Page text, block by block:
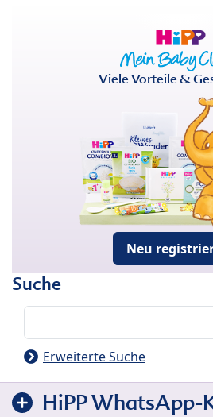
Viele Vorteile &
Neu
Suche
Erweiterte Suche
HiPP WhatsApp-